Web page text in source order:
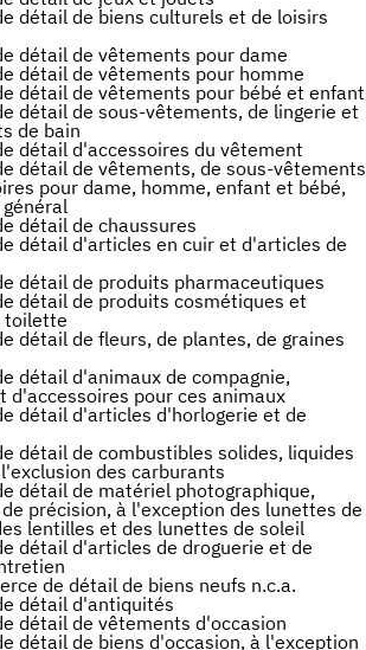
détail de biens culturels et de loisirs
détail de vêtements pour dame
détail de vêtements pour homme
détail de vêtements pour bébé et enfant
détail de sous-vêtements, de lingerie et
de bain
détail d'accessoires du vêtement
détail de vêtements, de sous-vêtements
pour dame, homme, enfant et bébé,
détail de chaussures
détail d'articles en cuir et d'articles de
détail de produits pharmaceutiques
détail de produits cosmétiques et
toilette
détail de fleurs, de plantes, de graines
détail d'animaux de compagnie,
d'accessoires pour ces animaux
détail d'articles d'horlogerie et de
détail de combustibles solides, liquides
des carburants
détail de matériel photographique,
précision, à l'exception des lunettes de
lentilles et des lunettes de soleil
détail d'articles de droguerie et de
de détail de biens neufs n.c.a.
détail d'antiquités
détail de vêtements d'occasion
détail de biens d'occasion, à l'exception